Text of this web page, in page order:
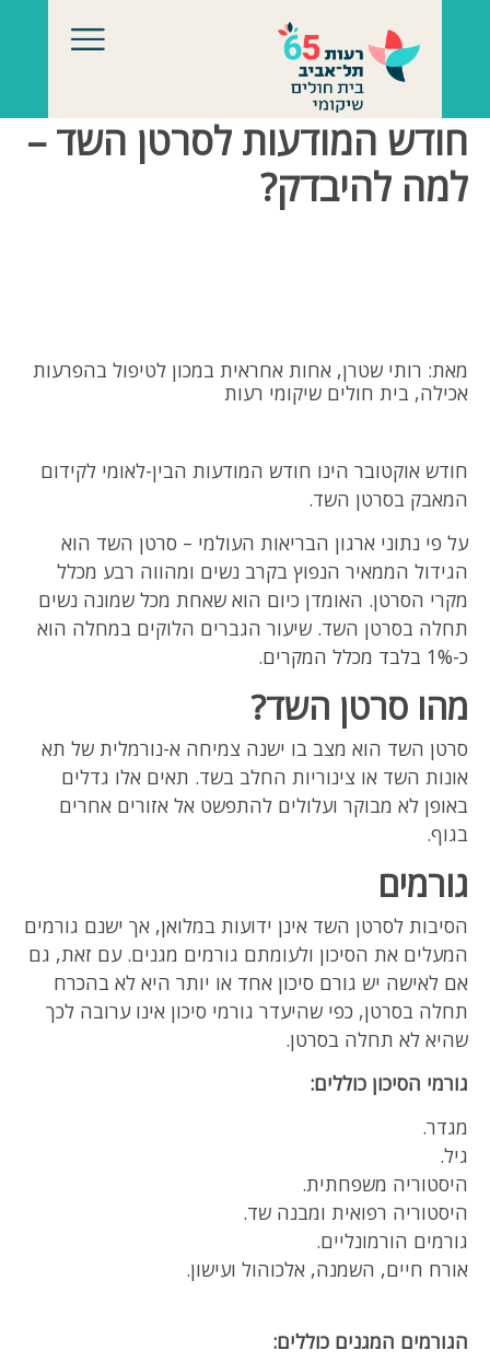
חודש המודעות לסרטן השד –
למה להיבדק?
מאת: רותי שטרן, אחות אחראית במכון לטיפול בהפרעות
אכילה, בית חולים שיקומי רעות
חודש אוקטובר הינו חודש המודעות הבין-לאומי לקידום
המאבק בסרטן השד.
על פי נתוני ארגון הבריאות העולמי – סרטן השד הוא
הגידול הממאיר הנפוץ בקרב נשים ומהווה רבע מכלל
מקרי הסרטן. האומדן כיום הוא שאחת מכל שמונה נשים
תחלה בסרטן השד. שיעור הגברים הלוקים במחלה הוא
כ-1% בלבד מכלל המקרים.
מהו סרטן השד?
סרטן השד הוא מצב בו ישנה צמיחה א-נורמלית של תא
אונות השד או צינוריות החלב בשד. תאים אלו גדלים
באופן לא מבוקר ועלולים להתפשט אל אזורים אחרים
בגוף.
גורמים
הסיבות לסרטן השד אינן ידועות במלואן, אך ישנם גורמים
המעלים את הסיכון ולעומתם גורמים מגנים. עם זאת, גם
אם לאישה יש גורם סיכון אחד או יותר היא לא בהכרח
תחלה בסרטן, כפי שהיעדר גורמי סיכון אינו ערובה לכך
שהיא לא תחלה בסרטן.
גורמי הסיכון כוללים:
מגדר.
גיל.
היסטוריה משפחתית.
היסטוריה רפואית ומבנה שד.
גורמים הורמונליים.
אורח חיים, השמנה, אלכוהול ועישון.
הגורמים המגנים כוללים: